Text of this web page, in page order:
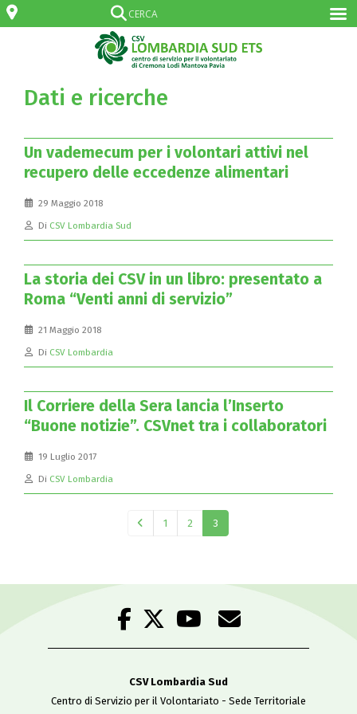
Dati e ricerche
Un vademecum per i volontari attivi nel
recupero delle eccedenze alimentari
29 Maggio 2018
Di CSV Lombardia Sud
La storia dei CSV in un libro: presentato a
Roma “Venti anni di servizio”
21 Maggio 2018
Di CSV Lombardia
Il Corriere della Sera lancia l’Inserto
“Buone notizie”. CSVnet tra i collaboratori
19 Luglio 2017
Di CSV Lombardia
1 2 3
CSV Lombardia Sud
Centro di Servizio per il Volontariato - Sede Territoriale